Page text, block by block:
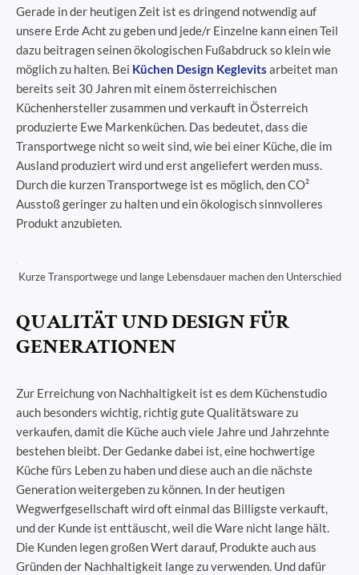
Gerade in der heutigen Zeit ist es dringend notwendig auf
unsere Erde Acht zu geben und jede/r Einzelne kann einen Teil
dazu beitragen seinen ökologischen Fußabdruck so klein wie
möglich zu halten. Bei Küchen Design Keglevits arbeitet man
bereits seit 30 Jahren mit einem österreichischen
Küchenhersteller zusammen und verkauft in Österreich
produzierte Ewe Markenküchen. Das bedeutet, dass die
Transportwege nicht so weit sind, wie bei einer Küche, die im
Ausland produziert wird und erst angeliefert werden muss.
Durch die kurzen Transportwege ist es möglich, den CO²
Ausstoß geringer zu halten und ein ökologisch sinnvolleres
Produkt anzubieten.
Kurze Transportwege und lange Lebensdauer machen den Unterschied
QUALITÄT UND DESIGN FÜR
GENERATIONEN
Zur Erreichung von Nachhaltigkeit ist es dem Küchenstudio
auch besonders wichtig, richtig gute Qualitätsware zu
verkaufen, damit die Küche auch viele Jahre und Jahrzehnte
bestehen bleibt. Der Gedanke dabei ist, eine hochwertige
Küche fürs Leben zu haben und diese auch an die nächste
Generation weitergeben zu können. In der heutigen
Wegwerfgesellschaft wird oft einmal das Billigste verkauft,
und der Kunde ist enttäuscht, weil die Ware nicht lange hält.
Die Kunden legen großen Wert darauf, Produkte auch aus
Gründen der Nachhaltigkeit lange zu verwenden. Und dafür